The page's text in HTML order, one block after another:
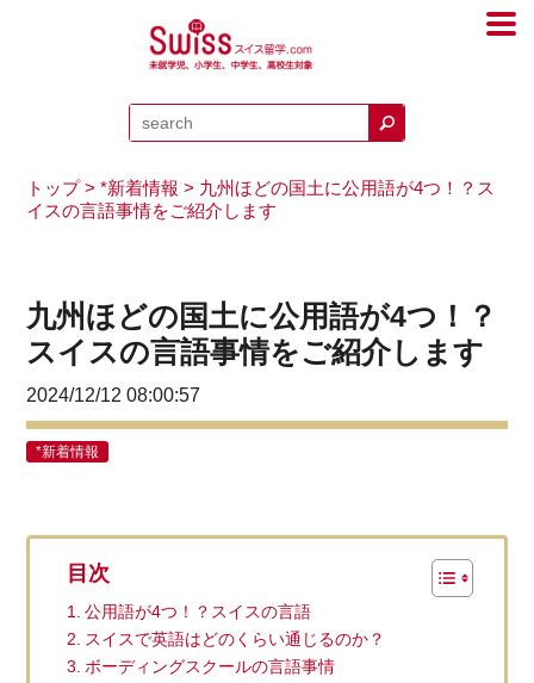
トップ>*新着情報 > 九州ほどの国土に公用語が4つ！？ス
イスの言語事情をご紹介します
九州ほどの国土に公用語が4つ！？
スイスの言語事情をご紹介します
2024/12/12 08:00:57
*新着情報
目次
公用語が4つ！？スイスの言語
スイスで英語はどのくらい通じるのか？
ボーディングスクールの言語事情